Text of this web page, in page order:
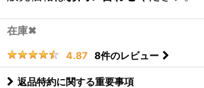
在庫✖
4.87 8件のレビュー
返品特約に関する重要事項